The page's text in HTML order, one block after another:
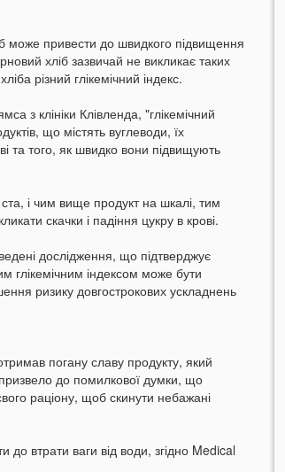
може привести до швидкого підвищення
хліб зазвичай не викликає таких
різний глікемічний індекс.
з клініки Клівленда, "глікемічний
що містять вуглеводи, їх
та того, як швидко вони підвищують
і чим вище продукт на шкалі, тим
скачки і падіння цукру в крові.
дослідження, що підтверджує
глікемічним індексом може бути
ризику довгострокових ускладнень
погану славу продукту, який
до помилкової думки, що
раціону, щоб скинути небажані
втрати ваги від води, згідно Medical